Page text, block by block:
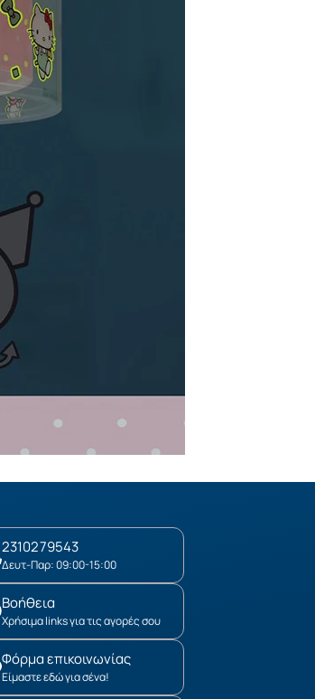
2310279543
Δευτ-Παρ: 09:00-15:00
Βοήθεια
Χρήσιμα links για τις αγορές σου
Φόρμα επικοινωνίας
Είμαστε εδώ για σένα!